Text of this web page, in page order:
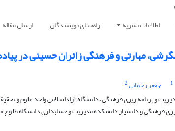
اطلاعات نشریه راهنمای نویسندگان ارسال مقاله
مهارتی و فرهنگی زائران حسینی در
1 جعفر رحمانی2
و برنامه ریزی فرهنگی، دانشگاه آزاداسلامی واحد علوم و
فرهنگی و دانشیار دانشکده مدیریت و حسابداری دانشگاه طلوع